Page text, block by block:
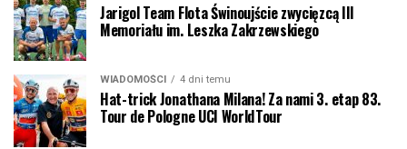
Jarigol Team Flota Świnoujście zwycięzcą III
Memoriału im. Leszka Zakrzewskiego
WIADOMOŚCI 4 dni temu
Hat-trick Jonathana Milana! Za nami 3. etap 83.
Tour de Pologne UCI WorldTour